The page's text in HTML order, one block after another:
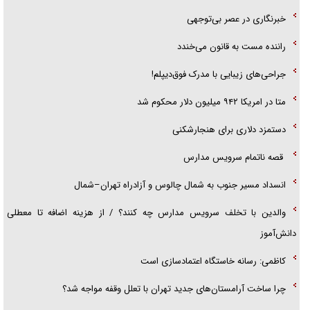
‌خبرنگاری در عصر بی‌توجهی
راننده مست به قانون می‌خندد
جراحی‌های زیبایی با مدرک فوق‌دیپلم!
متا در امریکا ۹۴۲ میلیون دلار محکوم شد
دستمزد دلاری برای هنجارشکنی
قصه ناتمام سرویس مدارس
انسداد مسیر جنوب به شمال چالوس و آزادراه تهران–شمال
والدین با تخلف سرویس مدارس چه کنند؟ / از هزینه اضافه تا معطلی
دانش‌آموز
کاظمی: رسانه خاستگاه اعتمادسازی است
چرا ساخت آرامستان‌های جدید تهران با تعلل وقفه مواجه شد؟